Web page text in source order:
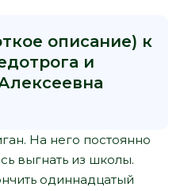
описание) к
и
На него постоянно
выгнать из школы.
одиннадцатый